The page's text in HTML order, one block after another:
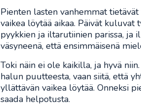
Pienten lasten vanhemmat
vaikea löytää aikaa. Päivät kuluvat
pyykkien ja iltarutiinien parissa, ja
väsyneenä, että ensimmäisenä
Toki näin ei ole kaikilla, ja hyvä
halun puutteesta, vaan siitä, että
yllättävän vaikea löytää. Onneksi
saada helpotusta.